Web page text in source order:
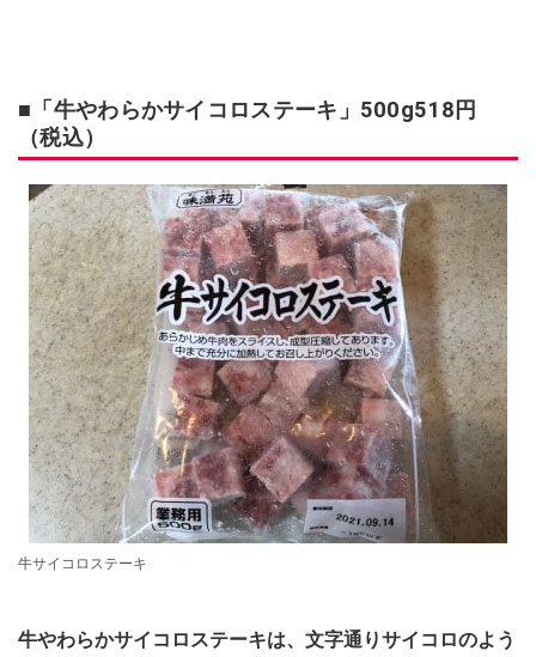
■「牛やわらかサイコロステーキ」500g518円
（税込）
牛サイコロステーキ
牛やわらかサイコロステーキは、文字通りサイコロのよう